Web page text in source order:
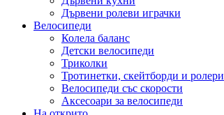
Дървени ролеви играчки
Велосипеди
Колела баланс
Детски велосипеди
Триколки
Тротинетки, скейтборди и ролери
Велосипеди със скорости
Аксесоари за велосипеди